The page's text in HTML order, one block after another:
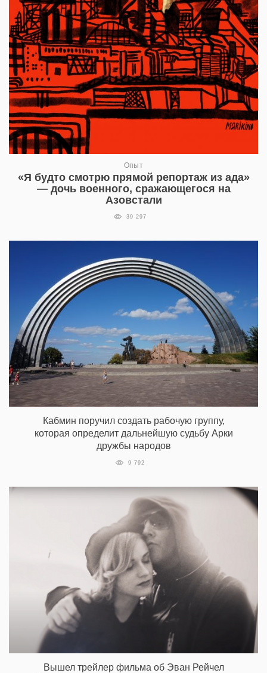
Опыт
«Я будто смотрю прямой репортаж из ада»
— дочь военного, сражающегося на
Азовстали
39 297
Кабмин поручил создать рабочую группу,
которая определит дальнейшую судьбу Арки
дружбы народов
9 792
Вышел трейлер фильма об Эван Рейчел